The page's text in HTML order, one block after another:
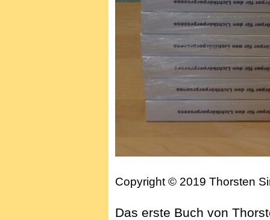
Copyright © 2019 Thorsten
Das erste Buch von